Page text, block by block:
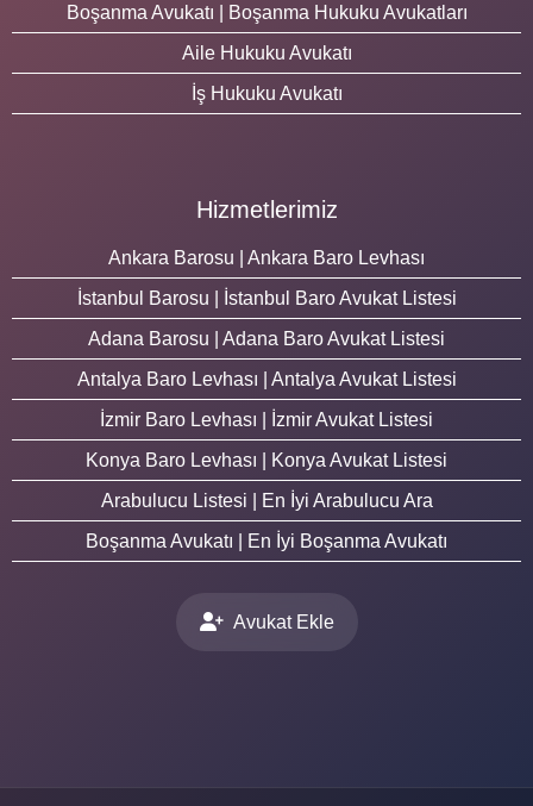
Boşanma Avukatı | Boşanma Hukuku Avukatları
Aile Hukuku Avukatı
İş Hukuku Avukatı
Hizmetlerimiz
Ankara Barosu | Ankara Baro Levhası
İstanbul Barosu | İstanbul Baro Avukat Listesi
Adana Barosu | Adana Baro Avukat Listesi
Antalya Baro Levhası | Antalya Avukat Listesi
İzmir Baro Levhası | İzmir Avukat Listesi
Konya Baro Levhası | Konya Avukat Listesi
Arabulucu Listesi | En İyi Arabulucu Ara
Boşanma Avukatı | En İyi Boşanma Avukatı
Avukat Ekle